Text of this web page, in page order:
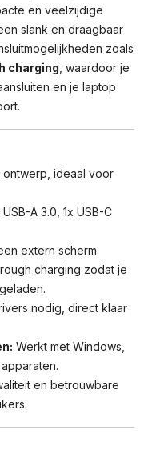
en veelzijdige
slank en draagbaar
zoals
charging , waardoor je
en je laptop
ontwerp, ideaal voor
USB-A 3.0, 1x USB-C
extern scherm.
charging zodat je
nodig, direct klaar
Werkt met Windows,
en betrouwbare